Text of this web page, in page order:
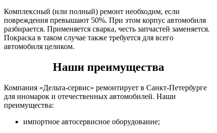
Комплексный (или полный) ремонт необходим, если
повреждения превышают 50%. При этом корпус автомобиля
разбирается. Применяется сварка, честь запчастей заменяется.
Покраска в таком случае также требуется для всего
автомобиля целиком.
Наши преимущества
Компания «Дельта-сервис» ремонтирует в Санкт-Петербурге
для иномарок и отечественных автомобилей. Наши
преимущества:
импортное автосервисное оборудование;